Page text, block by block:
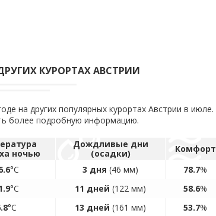
КУРОРТАХ АВСТРИИ
на других популярных курортах Австрии в июле.
более подробную информацию.
ночью
Дождливые дни
(осадки)
Комфорт
°C 3 дня (46 мм) 78.7%
°C 11 дней (122 мм) 58.6%
°C 13 дней (161 мм) 53.7%